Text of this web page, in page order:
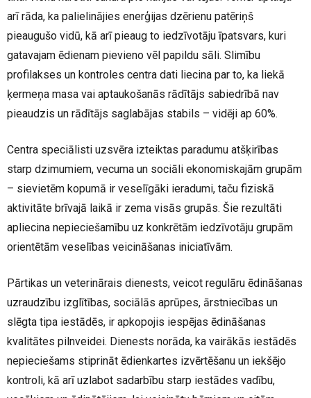
arī rāda, ka palielinājies enerģijas dzērienu patēriņš
pieaugušo vidū, kā arī pieaug to iedzīvotāju īpatsvars, kuri
gatavajam ēdienam pievieno vēl papildu sāli. Slimību
profilakses un kontroles centra dati liecina par to, ka liekā
ķermeņa masa vai aptaukošanās rādītājs sabiedrībā nav
pieaudzis un rādītājs saglabājas stabils – vidēji ap 60%.
Centra speciālisti uzsvēra izteiktas paradumu atšķirības
starp dzimumiem, vecuma un sociāli ekonomiskajām grupām
– sievietēm kopumā ir veselīgāki ieradumi, taču fiziskā
aktivitāte brīvajā laikā ir zema visās grupās. Šie rezultāti
apliecina nepieciešamību uz konkrētām iedzīvotāju grupām
orientētām veselības veicināšanas iniciatīvām.
Pārtikas un veterinārais dienests, veicot regulāru ēdināšanas
uzraudzību izglītības, sociālās aprūpes, ārstniecības un
slēgta tipa iestādēs, ir apkopojis iespējas ēdināšanas
kvalitātes pilnveidei. Dienests norāda, ka vairākās iestādēs
nepieciešams stiprināt ēdienkartes izvērtēšanu un iekšējo
kontroli, kā arī uzlabot sadarbību starp iestādes vadību,